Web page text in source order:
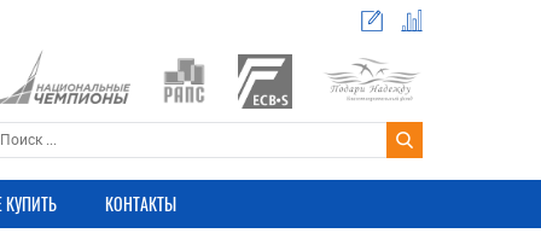
КУПИТЬ КОНТАКТЫ